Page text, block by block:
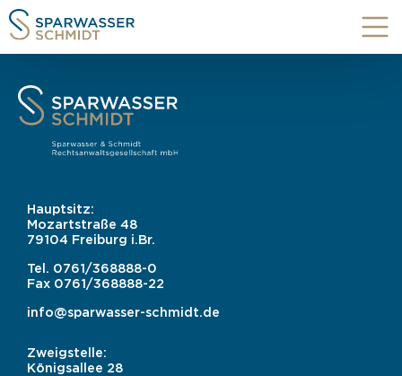
Hauptsitz:
Mozartstraße 48
79104 Freiburg i.Br.
Tel. 0761/368888-0
Fax 0761/368888-22
info@sparwasser-schmidt.de
Zweigstelle:
Königsallee 28